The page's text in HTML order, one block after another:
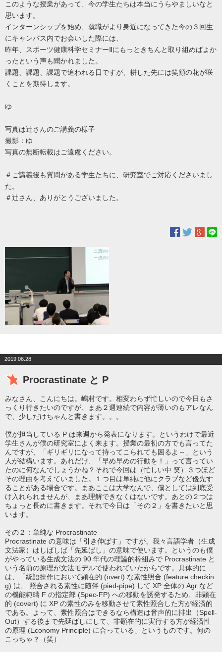
このような授業があって、今の学生たちは本当にうらやましいなと
思います。
インターンシップを始め、就職がより身近になってきた今の３回生
にキャンパス内でお会いした際には、
昨年、スポーツ健康科学セミナーⅡにもっときちんと取り組めばよか
ったという声も聞かれました。
課題、課題、課題で追われる日ですが、耕した先には笑顔の花が咲
くことを期待します。
ゆ
写真は辻さんのご講義の様子
撮影：ゆ
写真の無断転載はご遠慮ください。
＃ご講義後も質問がある学生たちに、研究室でご対応くださいまし
た。
＃辻さん、ありがとうございました。
2019.06.28
Procrastinate と P
みなさん、こんにちは。嶋村です。相変わらず忙しいので今日もさ
っくり行きたいのですが、まあ２週連続で内容が薄いのもアレなん
で、少しだけちゃんと書きます。。。
僕が担当している P は来週から発表になります。というわけで最近
学生さんが僕の研究室によく来ます。授業の最初の方でも言ってた
んですが、「ギリギリになって持ってこられても困るよ～」という
人が結構います。あれだけ、「早め早めの行動を！」って言ってい
たのに何なんでしょうかね？それで今回は（忙しい中 笑）３つほど
その理由を考えていました。１つ目は単純に他にクラブなど優先す
ることがある場合です。まあここは大学なんで、僕としては到底受
け入れられませんが、まあ理解できなくはないです。あとの２つは
ちょっと長めに書きます。それで今日は「その２」を書きたいと思
います。
その２：単純な Procrastinate
Procrastinate の意味は「引き伸ばす」ですが、我々言語学者（生成
文法家）はしばしば「先延ばし」の意味で使います。というのも僕
がやっている生成文法の 90 年代の理論的枠組みで Procrastinate と
いう名前の原理が文法モデルで使われていたからです。具体的に
は、「統語操作において顕在的 (overt) な素性照合 (feature checkin
g) は、 照合される素性に随伴 (pied-pipe) して XP 全体の Agr など
の機能範疇 F の指定部 (Spec-FP) への移動を誘発するため、非顕在
的 (covert) に XP の素性のみを移動させて素性照合した方が経済的
である。よって、素性照合はできるなら構造は音声的に排出（Spell-
Out）する後まで先延ばしにして、非顕在的に実行する方が経済性
の原理 (Economy Principle) に合っている」というものです。何の
こっちゃ？（笑）